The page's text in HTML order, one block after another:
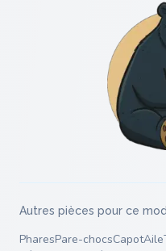
Autres pièces pour ce
PharesPare-chocsCapotAile